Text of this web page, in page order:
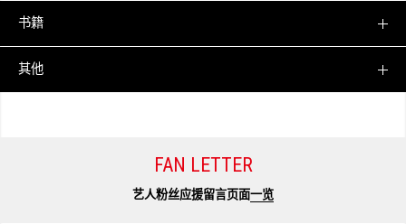
书籍
其他
FAN LETTER
艺人粉丝应援留言页面一览